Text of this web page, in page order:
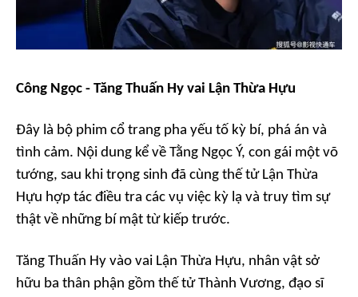
Công Ngọc - Tăng Thuấn Hy vai Lận Thừa Hựu
Đây là bộ phim cổ trang pha yếu tố kỳ bí, phá án và
tình cảm. Nội dung kể về Tằng Ngọc Ý, con gái một võ
tướng, sau khi trọng sinh đã cùng thế tử Lận Thừa
Hựu hợp tác điều tra các vụ việc kỳ lạ và truy tìm sự
thật về những bí mật từ kiếp trước.
Tăng Thuấn Hy vào vai Lận Thừa Hựu, nhân vật sở
hữu ba thân phận gồm thế tử Thành Vương, đạo sĩ